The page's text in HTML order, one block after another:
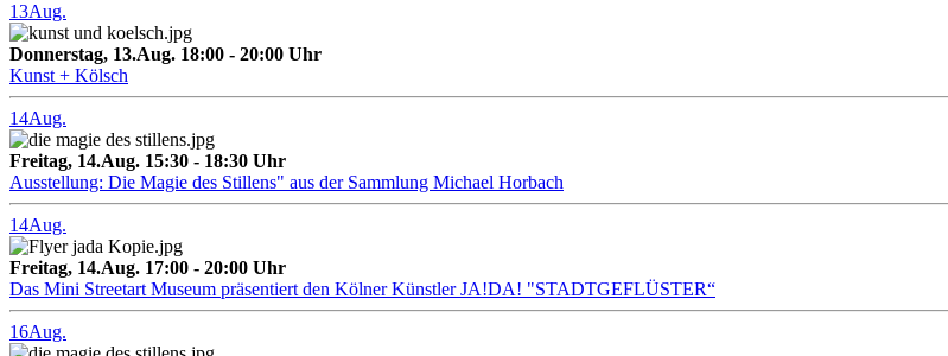
13Aug.
Donnerstag, 13.Aug. 18:00 - 20:00 Uhr
Kunst + Kölsch
14Aug.
Freitag, 14.Aug. 15:30 - 18:30 Uhr
Ausstellung: Die Magie des Stillens" aus der Sammlung Michael Horbach
14Aug.
Freitag, 14.Aug. 17:00 - 20:00 Uhr
Das Mini Streetart Museum präsentiert den Kölner Künstler JA!DA! "STADTGEFLÜSTER“
16Aug.